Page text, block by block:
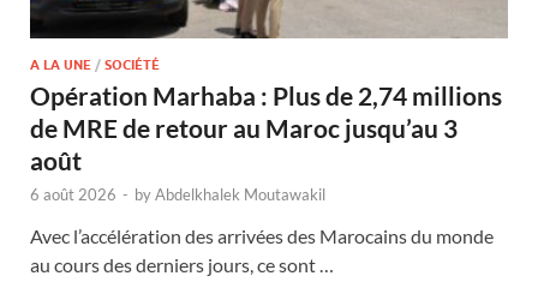
A LA UNE / SOCIÉTÉ
Opération Marhaba : Plus de 2,74 millions
de MRE de retour au Maroc jusqu’au 3
août
6 août 2026 - byAbdelkhalek Moutawakil
Avec l’accélération des arrivées des Marocains du monde
au cours des derniers jours, ce sont …